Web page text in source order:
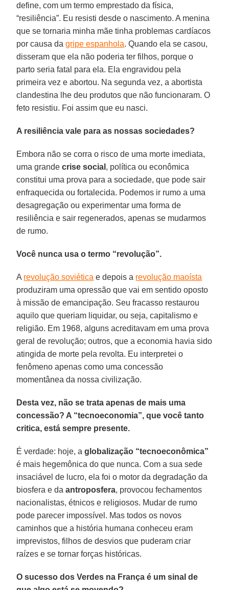
define, com um termo emprestado da física,
“resiliência”. Eu resisti desde o nascimento. A menina
que se tornaria minha mãe tinha problemas cardíacos
por causa dagripe espanhola. Quando ela se casou,
disseram que ela não poderia ter filhos, porque o
parto seria fatal para ela. Ela engravidou pela
primeira vez e abortou. Na segunda vez, a abortista
clandestina lhe deu produtos que não funcionaram. O
feto resistiu. Foi assim que eu nasci.
A resiliência vale para as nossas sociedades?
Embora não se corra o risco de uma morte imediata,
uma grandecrise social , política ou econômica
constitui uma prova para a sociedade, que pode sair
enfraquecida ou fortalecida. Podemos ir rumo a uma
desagregação ou experimentar uma forma de
resiliência e sair regenerados, apenas se mudarmos
de rumo.
Você nunca usa o termo “revolução”.
A revolução soviética e depois a revolução maoísta
produziram uma opressão que vai em sentido oposto
à missão de emancipação. Seu fracasso restaurou
aquilo que queriam liquidar, ou seja, capitalismo e
religião. Em 1968, alguns acreditavam em uma prova
geral de revolução; outros, que a economia havia sido
atingida de morte pela revolta. Eu interpretei o
fenômeno apenas como uma concessão
momentânea da nossa civilização.
Desta vez, não se trata apenas de mais uma
concessão? A “tecnoeconomia”, que você tanto
critica, está sempre presente.
É verdade: hoje, aglobalização “tecnoeconômica”
é mais hegemônica do que nunca. Com a sua sede
insaciável de lucro, ela foi o motor da degradação da
biosfera e daantroposfera, provocou fechamentos
nacionalistas, étnicos e religiosos. Mudar de rumo
pode parecer impossível. Mas todos os novos
caminhos que a história humana conheceu eram
imprevistos, filhos de desvios que puderam criar
raízes e se tornar forças históricas.
O sucesso dos Verdes na França é um sinal de